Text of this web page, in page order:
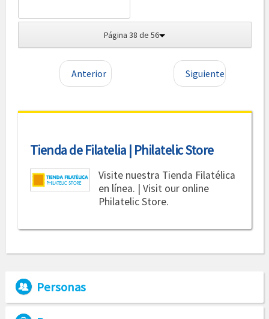
Página 38 de 56
Anterior Siguiente
Tienda de Filatelia | Philatelic Store
Visite nuestra Tienda Filatélica
en línea. | Visit our online
Philatelic Store.
Personas